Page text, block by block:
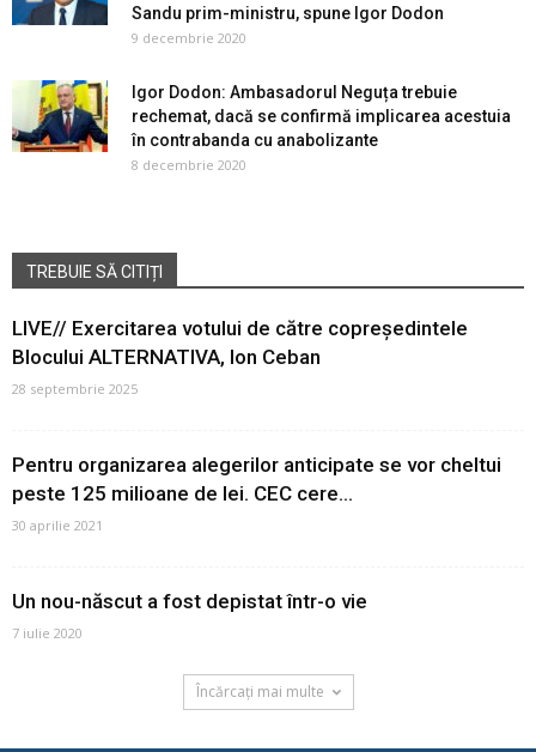
Sandu prim-ministru, spune Igor Dodon
9 decembrie 2020
Igor Dodon: Ambasadorul Neguța trebuie
rechemat, dacă se confirmă implicarea acestuia
în contrabanda cu anabolizante
8 decembrie 2020
TREBUIE SĂ CITIȚI
LIVE// Exercitarea votului de către copreședintele
Blocului ALTERNATIVA, Ion Ceban
28 septembrie 2025
Pentru organizarea alegerilor anticipate se vor cheltui
peste 125 milioane de lei. CEC cere...
30 aprilie 2021
Un nou-născut a fost depistat într-o vie
7 iulie 2020
Încărcați mai multe